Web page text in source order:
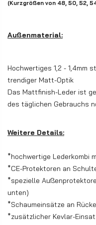
(Kurzgrößen von 48, 50, 52,
Außenmaterial:
Hochwertiges 1,2 - 1,4mm
trendiger Matt-Optik
Das Mattfinish-Leder ist
des täglichen Gebrauchs
Weitere Details:
*hochwertige Lederkombi
*CE-Protektoren an
*spezielle
unten)
*Schaumeinsätze an
*zusätzlicher Kevlar-